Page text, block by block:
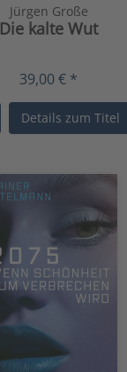
Jürgen Große
Die kalte Wut
39,00 € *
Details zum Titel